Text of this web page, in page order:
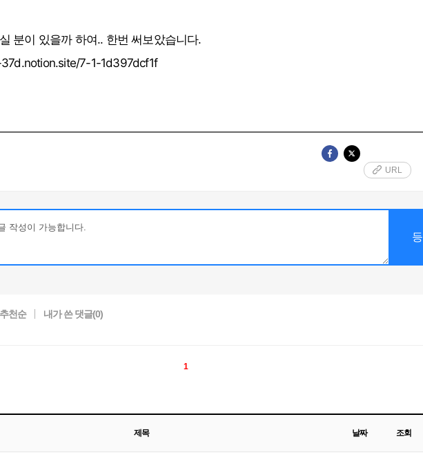
분이 있을까 하여.. 한번 써보았습니다.
7-1-1d397dcf1f
URL
추천순 내가 쓴 댓글(0)
1
제목 날짜 조회